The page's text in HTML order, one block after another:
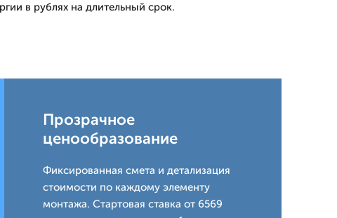
в рублях на длительный срок.
Прозрачное
ценообразование
Фиксированная смета и детализация
стоимости по каждому элементу
монтажа. Стартовая ставка от 6569